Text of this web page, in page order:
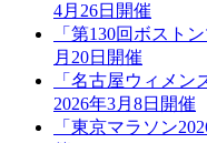
4月26日開催
「第130回ボスト
月20日開催
「名古屋ウィメン
2026年3月8日開催
「東京マラソン